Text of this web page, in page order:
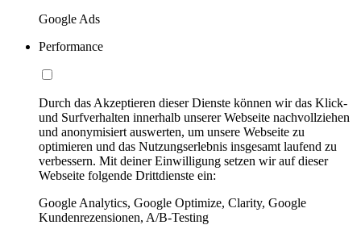
Google Ads
Performance
Durch das Akzeptieren dieser Dienste können wir das Klick-
und Surfverhalten innerhalb unserer Webseite nachvollziehen
und anonymisiert auswerten, um unsere Webseite zu
optimieren und das Nutzungserlebnis insgesamt laufend zu
verbessern. Mit deiner Einwilligung setzen wir auf dieser
Webseite folgende Drittdienste ein:
Google Analytics, Google Optimize, Clarity, Google
Kundenrezensionen, A/B-Testing